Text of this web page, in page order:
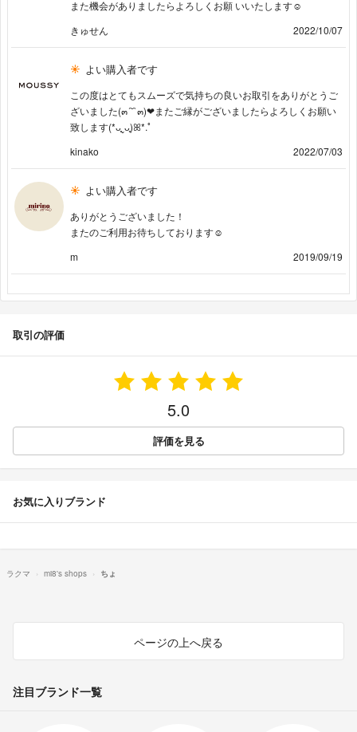
また機会がありましたらよろしくお願 いいたします☺️
きゅせん
2022/10/07
よい購入者です
この度はとてもスムーズで気持ちの良いお取引をありがとうご
ざいました(๓´˘`๓)‎‪‪❤︎‬またご縁がございましたらよろしくお願い
致します(*ᴗ͈ˬᴗ͈)ꕤ*.ﾟ
kinako
2022/07/03
よい購入者です
ありがとうございました！
またのご利用お待ちしております☺️
m
2019/09/19
取引の評価
5.0
評価を見る
お気に入りブランド
ラクマ mi8's shops ちょ
ページの上へ戻る
注目ブランド一覧